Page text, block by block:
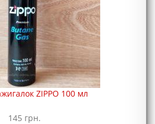
ZIPPO 100 мл
145 грн.